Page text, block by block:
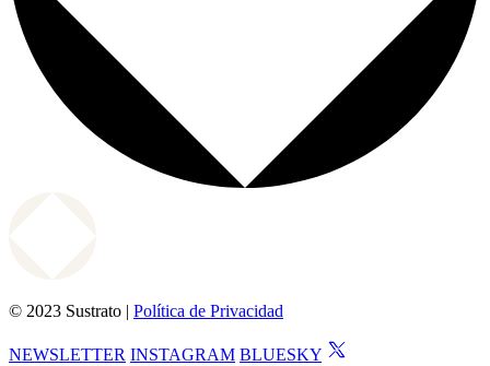
© 2023 Sustrato | Política de Privacidad
NEWSLETTER INSTAGRAM BLUESKY